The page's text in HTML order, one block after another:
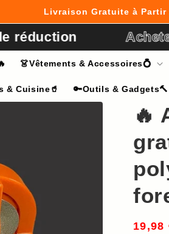
Livraison Gratuite à Partir
Achetez
👗Vêtements & Accessoires💍
& Cuisine🥤 🔑Outils & Gadgets🔨
🔥
19,98